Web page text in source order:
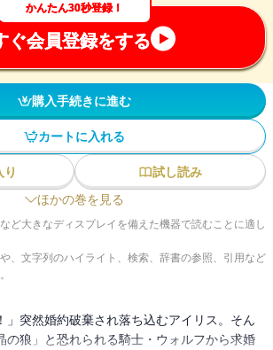
かんたん30秒登録！
ぐ会員登録をする
購入手続きに進む
カートに入れる
り
試し読み
ほかの巻を見る
ど大きなディスプレイを備えた機器で読むことに適し
、文字列のハイライト、検索、辞書の参照、引用など
」突然婚約破棄され落ち込むアイリス。そん
の狼」と恐れられる騎士・ウォルフから求婚